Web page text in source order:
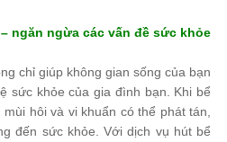
ngăn ngừa các vấn đề sức khỏe
chỉ giúp không gian sống của bạn
sức khỏe của gia đình bạn. Khi bể
hôi và vi khuẩn có thể phát tán,
đến sức khỏe. Với dịch vụ hút bể